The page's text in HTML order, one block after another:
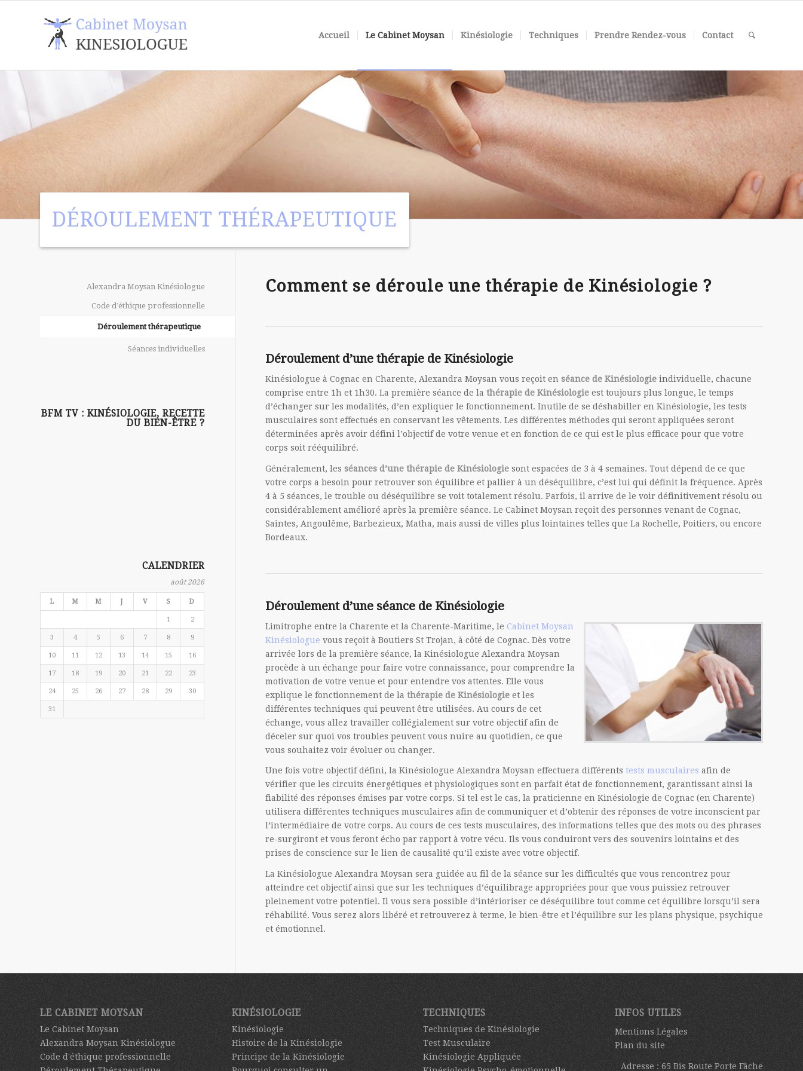
Accueil Le Cabinet Moysan Kinésiologie Techniques Prendre Rendez-vous Contact
DÉROULEMENT THÉRAPEUTIQUE
Comment se déroule une thérapie de Kinésiologie ?
Déroulement d’une thérapie de Kinésiologie
Kinésiologue à Cognac en Charente, Alexandra Moysan vous reçoit en séance de Kinésiologieindividuelle, chacune
comprise entre 1h et 1h30. La première séance de la thérapie de Kinésiologieest toujours plus longue, le temps
d’échanger sur les modalités, d’en expliquer le fonctionnement. Inutile de se déshabiller en Kinésiologie, les tests
musculaires sont effectués en conservant les vêtements. Les différentes méthodes qui seront appliquées seront
déterminées après avoir défini l’objectif de votre venue et en fonction de ce qui est le plus efficace pour que votre
corps soit rééquilibré.
Généralement, les séances d’une thérapie de Kinésiologiesont espacées de 3 à 4 semaines. Tout dépend de ce que
votre corps a besoin pour retrouver son équilibre et pallier à un déséquilibre, c’est lui qui définit la fréquence. Après
4 à 5 séances, le trouble ou déséquilibre se voit totalement résolu. Parfois, il arrive de le voir définitivement résolu ou
considérablement amélioré après la première séance. Le Cabinet Moysan reçoit des personnes venant de Cognac,
Saintes, Angoulême, Barbezieux, Matha, mais aussi de villes plus lointaines telles que La Rochelle, Poitiers, ou encore
Bordeaux.
Déroulement d’une séance de Kinésiologie
Limitrophe entre la Charente et la Charente-Maritime, le Cabinet Moysan
Kinésiologue vous reçoit à Boutiers St Trojan, à côté de Cognac. Dès votre
arrivée lors de la première séance, la Kinésiologue Alexandra Moysan
procède à un échange pour faire votre connaissance, pour comprendre la
motivation de votre venue et pour entendre vos attentes. Elle vous
explique le fonctionnement de la thérapie de Kinésiologieet les
différentes techniques qui peuvent être utilisées. Au cours de cet
échange, vous allez travailler collégialement sur votre objectif afin de
déceler sur quoi vos troubles peuvent vous nuire au quotidien, ce que
vous souhaitez voir évoluer ou changer.
Une fois votre objectif défini, la Kinésiologue Alexandra Moysan effectuera différents tests musculaires afin de
vérifier que les circuits énergétiques et physiologiques sont en parfait état de fonctionnement, garantissant ainsi la
fiabilité des réponses émises par votre corps. Si tel est le cas, la praticienne en Kinésiologie de Cognac (en Charente)
utilisera différentes techniques musculaires afin de communiquer et d’obtenir des réponses de votre inconscient par
l’intermédiaire de votre corps. Au cours de ces tests musculaires, des informations telles que des mots ou des phrases
re-surgiront et vous feront écho par rapport à votre vécu. Ils vous conduiront vers des souvenirs lointains et des
prises de conscience sur le lien de causalité qu’il existe avec votre objectif.
La Kinésiologue Alexandra Moysan sera guidée au fil de la séance sur les difficultés que vous rencontrez pour
atteindre cet objectif ainsi que sur les techniques d’équilibrage appropriées pour que vous puissiez retrouver
pleinement votre potentiel. Il vous sera possible d’intérioriser ce déséquilibre tout comme cet équilibre lorsqu’il sera
réhabilité. Vous serez alors libéré et retrouverez à terme, le bien-être et l’équilibre sur les plans physique, psychique
et émotionnel.
Alexandra Moysan Kinésiologue
Code d’éthique professionnelle
Déroulement thérapeutique
Séances individuelles
BFM TV : KINÉSIOLOGIE, RECETTE
DU BIEN-ÊTRE ?
CALENDRIER
août 2026
L M M J V S D
1 2
3 4 5 6 7 8 9
10 11 12 13 14 15 16
17 18 19 20 21 22 23
24 25 26 27 28 29 30
31
LE CABINET MOYSAN
Le Cabinet Moysan
Alexandra Moysan Kinésiologue
Code d'éthique professionnelle
KINÉSIOLOGIE
Kinésiologie
Histoire de la Kinésiologie
Principe de la Kinésiologie
TECHNIQUES
Techniques de Kinésiologie
Test Musculaire
Kinésiologie Appliquée
INFOS UTILES
Mentions Légales
Plan du site
Adresse : 65 Bis Route Porte Fâche